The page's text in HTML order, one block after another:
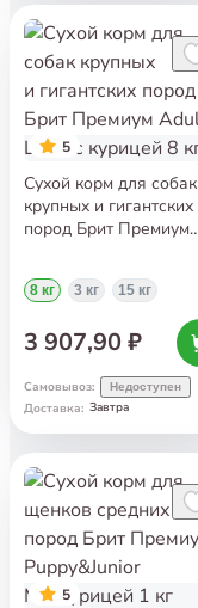
5
Сухой корм для собак
крупных и гигантских
пород Брит Премиум
8 кг
8 кг 3 кг 15 кг
3 907,90 ₽
Самовывоз: Недоступен
Доставка: Завтра
5